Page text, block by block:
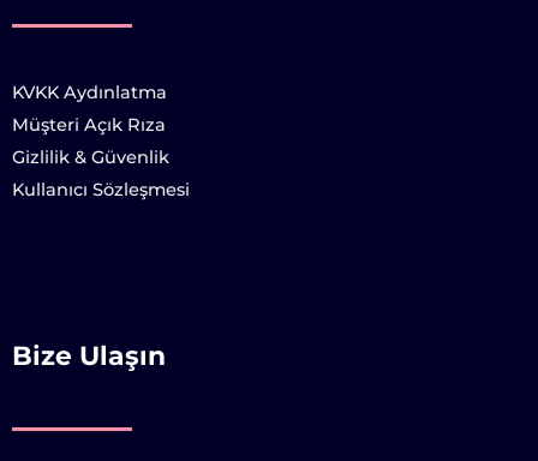
KVKK Aydınlatma
Müşteri Açık Rıza
Gizlilik & Güvenlik
Kullanıcı Sözleşmesi
Bize Ulaşın